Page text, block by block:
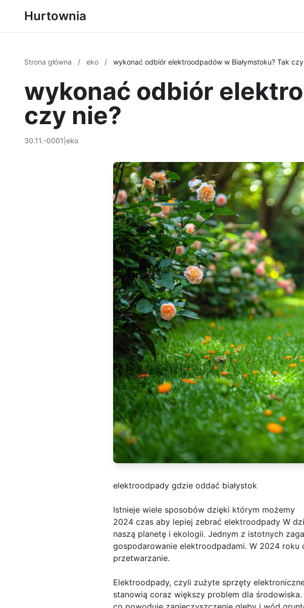
Hurtownia
Strona główna / eko / wykonać odbiór elektroodpadów w Białymstoku? Tak
wykonać odbiór
czy nie?
30.11.-0001 eko
elektroodpady gdzie oddać białystok
Istnieje wiele sposobów dzięki którym możemy
2024 czas aby lepiej zebrać elektroodpady W
naszą planetę i ekologii. Jednym z istotnych
gospodarowanie elektroodpadami. W 2024
przetwarzanie.
Elektroodpady, czyli zużyte sprzęty
stanowią coraz większy problem dla